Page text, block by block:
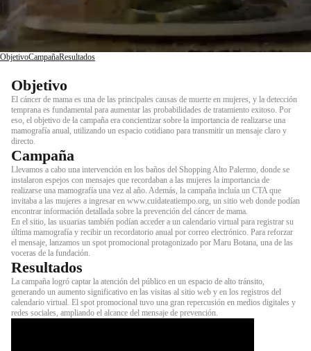
ObjetivoCampañaResultados
Objetivo
El cáncer de mama es una de las principales causas de muerte en mujeres, y la detección
temprana es fundamental para aumentar las probabilidades de tratamiento exitoso. Por
eso, el objetivo de la campaña era concientizar sobre la importancia de realizarse una
mamografía anual, utilizando un espacio cotidiano para transmitir un mensaje claro y
directo.
Campaña
Llevamos a cabo una intervención en los baños del Shopping Alto Palermo, donde se
instalaron espejos con mensajes que recordaban a las mujeres la importancia de
realizarse una mamografía una vez al año. Además, la campaña incluía un CTA que
invitaba a las mujeres a ingresar en www.cuidateatiempo.org, un sitio web donde podían
encontrar información detallada sobre la prevención del cáncer de mama.
En el sitio, las usuarias también podían acceder a un calendario virtual para registrar su
última mamografía y recibir un recordatorio anual por correo electrónico. Para reforzar
el mensaje, lanzamos un spot promocional protagonizado por Maru Botana, una de las
voceras de la fundación.
Resultados
La campaña logró captar la atención del público en un espacio de alto tránsito,
generando un aumento significativo en las visitas al sitio web y en los registros del
calendario virtual. El spot promocional tuvo una gran repercusión en medios digitales y
redes sociales, ampliando el alcance del mensaje de prevención.